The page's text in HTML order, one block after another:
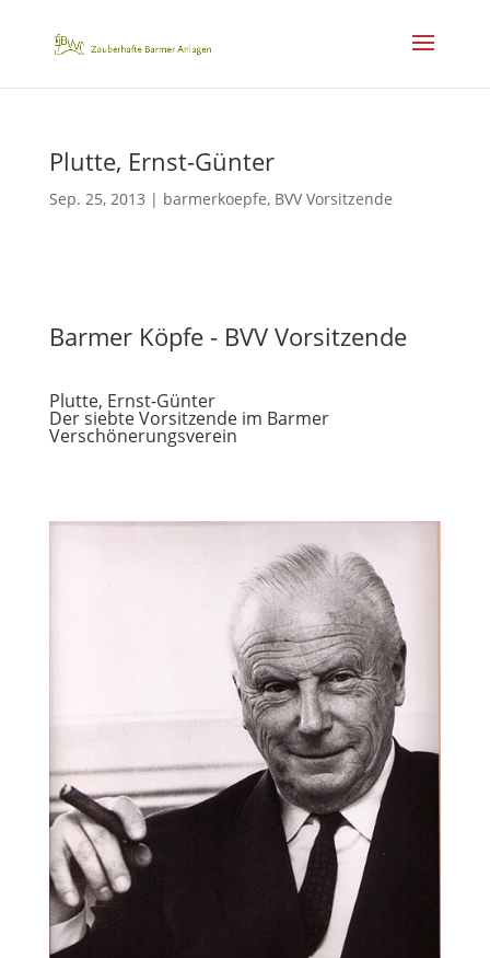
Plutte, Ernst-Günter
Sep. 25, 2013 | barmerkoepfe, BVV Vorsitzende
Barmer Köpfe - BVV Vorsitzende
Plutte, Ernst-Günter
Der siebte Vorsitzende im Barmer
Verschönerungsverein